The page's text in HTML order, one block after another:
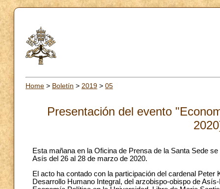
Home > Boletín > 2019 > 05
Presentación del evento
Esta mañana en la Oficina de Prensa de la Santa Sede
Asís del 26 al 28 de marzo de 2020.
El acto ha contado con la participación del cardenal
Desarrollo Humano Integral, del arzobispo-obispo de